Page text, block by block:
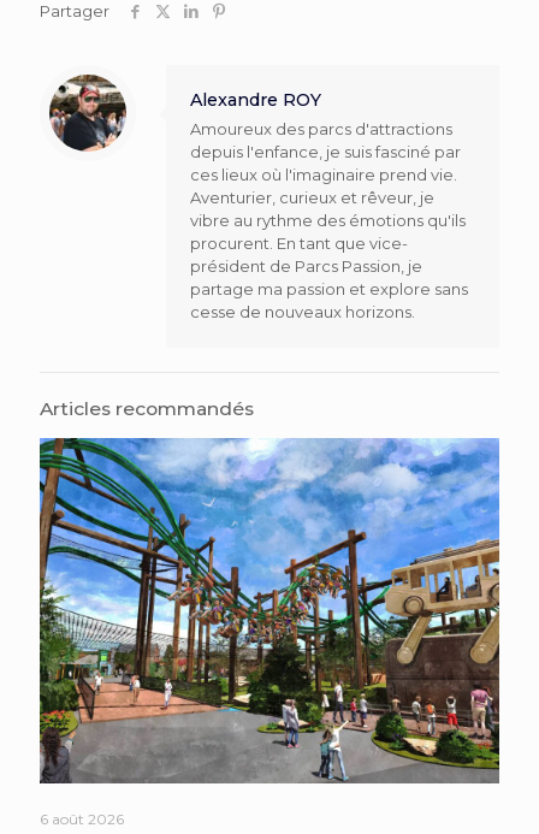
Partager
Alexandre ROY
Amoureux des parcs d'attractions
depuis l'enfance, je suis fasciné par
ces lieux où l'imaginaire prend vie.
Aventurier, curieux et rêveur, je
vibre au rythme des émotions qu'ils
procurent. En tant que vice-
président de Parcs Passion, je
partage ma passion et explore sans
cesse de nouveaux horizons.
Articles recommandés
6 août 2026